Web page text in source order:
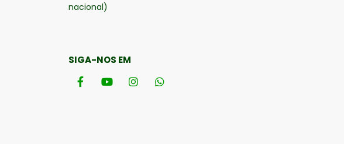
nacional)
SIGA-NOS EM